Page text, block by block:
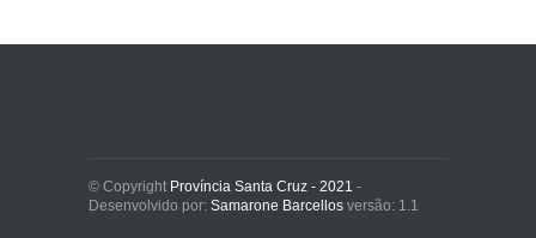
© Copyright Província Santa Cruz - 2021 -
Desenvolvido por: Samarone Barcellos versão: 1.1